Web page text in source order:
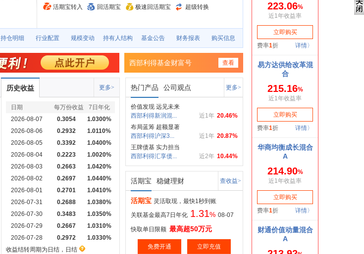
活期宝转入 回活期宝 极速回活期宝 超级转换
持仓明细 行业配置 规模变动 持有人结构 基金公告 财务报表 购买信息
西部利得基金财富号 查看
历史收益 更多>
日期 每万份收益
7日年化
2026-08-07
0.3054
1.0300%
2026-08-06
0.2932
1.0110%
2026-08-05
0.3392
1.0400%
2026-08-04
0.2223
1.0020%
2026-08-03
0.2663
1.0420%
2026-08-02
0.2697
1.0440%
2026-08-01
0.2701
1.0410%
2026-07-31
0.2688
1.0380%
2026-07-30
0.3483
1.0350%
2026-07-29
0.2667
1.0310%
2026-07-28
0.2972
1.0330%
收益结转周期为日结，日结
热门产品 公司观点 更多>
价值发现 远见未来
20.46%
近1年
西部利得新润混...
布局蓝筹 超额显著
20.87%
近1年
西部利得沪深3...
王牌债基 实力担当
10.44%
近2年
西部利得汇享债...
活期宝 稳健理财 查收益>
活期宝 灵活取现，最快1秒到账
关联基金最高7日年化 1.31% 08-07
快取单日限额 最高超50万元
免费开通 立即充值